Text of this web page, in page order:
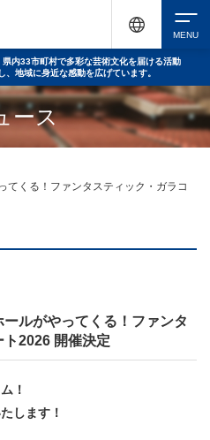
内33市町村で多彩な芸術文化を届ける活動
、地域に身近な感動を広げています。
て
ース
てくる！ファンタスティック・ガラコ
ールがやってくる！ファンタ
2026 開催決定
！
します！